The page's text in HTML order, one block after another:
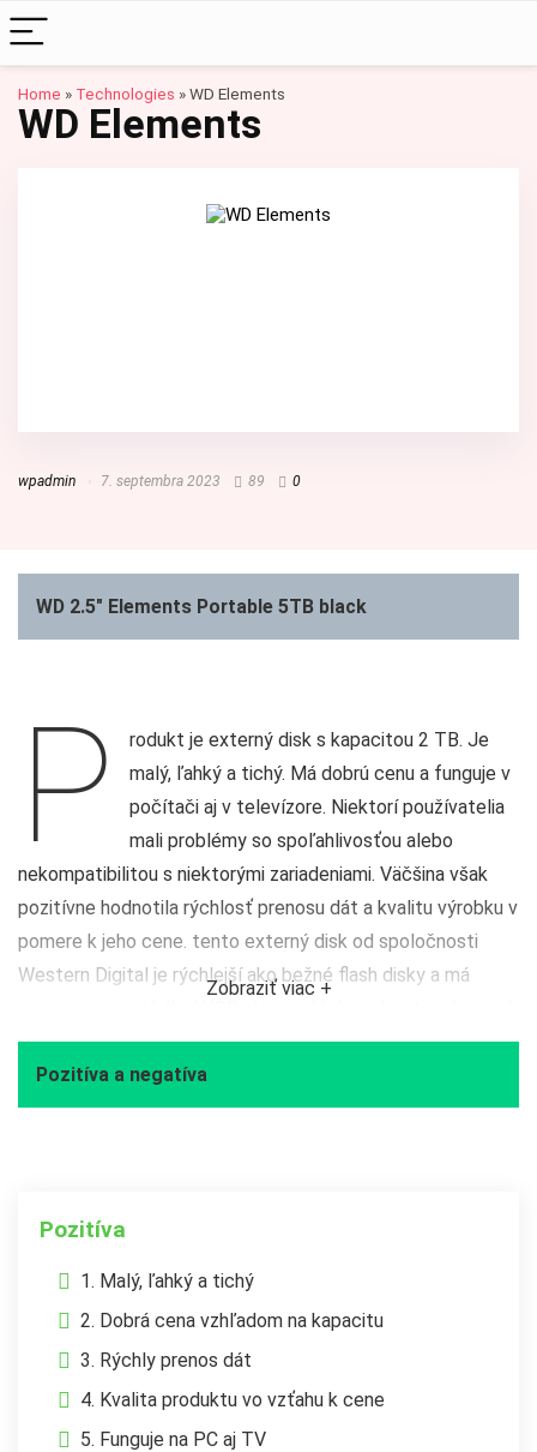
Home » Technologies »WD Elements
WD Elements
wpadmin 7. septembra 2023 89 0
WD 2.5″ Elements Portable 5TB black
P
rodukt je externý disk s kapacitou 2 TB. Je
malý, ľahký a tichý. Má dobrú cenu a funguje v
počítači aj v televízore. Niektorí používatelia
mali problémy so spoľahlivosťou alebo
nekompatibilitou s niektorými zariadeniami. Väčšina však
pozitívne hodnotila rýchlosť prenosu dát a kvalitu výrobku v
pomere k jeho cene. tento externý disk od spoločnosti
Western Digital je rýchlejší ako bežné flash disky a má
disky a takmer úplne nepočuteľný (pri dotyku cítiť jemné
vibrácie). Na spodnej strane sú 4 malé gumové nožičky a
funguje aj s mobilným telefónom pomocou USB OTG. Má
bezproblémovou prevádzkou. Disk má malé rozmery, je
tichý, má nízku spotrebu a je ideálny na zálohovanie dát
alebo archiváciu filmových súborov.
Zobraziť viac +
Pozitíva a negatíva
Pozitíva
1. Malý, ľahký a tichý
2. Dobrá cena vzhľadom na kapacitu
3. Rýchly prenos dát
4. Kvalita produktu vo vzťahu k cene
5. Funguje na PC aj TV